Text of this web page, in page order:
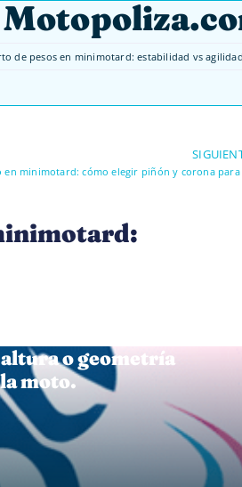
de pesos en minimotard: estabilidad vs
o geometría
moto.